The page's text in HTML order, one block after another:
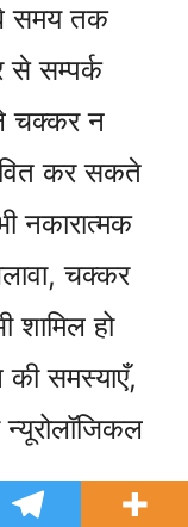
समय तक
सम्पर्क
चक्कर न
कर सकते
नकारात्मक
चक्कर
हो
समस्याएँ,